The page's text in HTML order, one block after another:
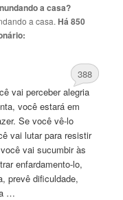
a casa?
a casa. Há 850
388
vai perceber alegria
você estará em
Se você vê-lo
vai lutar para resistir
vai sucumbir às
enfardamento-lo,
prevê dificuldade,
…